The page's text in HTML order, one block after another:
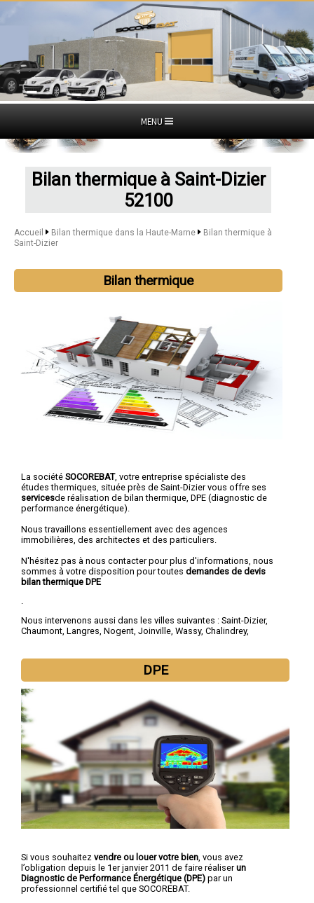
MENU
Bilan thermique à Saint-Dizier
52100
Accueil Bilan thermique dans la Haute-Marne
Bilan thermique à
Saint-Dizier
Bilan thermique
La société SOCOREBAT, votre entreprise spécialiste des
études thermiques, située près de Saint-Dizier vous offre ses
servicesde réalisation de bilan thermique, DPE (diagnostic de
performance énergétique).
Nous travaillons essentiellement avec des agences
immobilières, des architectes et des particuliers.
N'hésitez pas à nous contacter pour plus d'informations, nous
sommes à votre disposition pour toutes demandes de devis
bilan thermique DPE
.
Nous intervenons aussi dans les villes suivantes : Saint-Dizier,
Chaumont, Langres, Nogent, Joinville, Wassy, Chalindrey,
DPE
Si vous souhaitez vendre ou louer votre bien , vous avez
l’obligation depuis le 1er janvier 2011 de faire réaliserun
Diagnostic de Performance Énergétique (DPE) par un
professionnel certifié tel que SOCOREBAT.